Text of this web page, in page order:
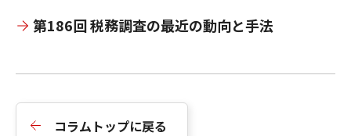
第186回 税務調査の最近の動向と手法
コラムトップに戻る